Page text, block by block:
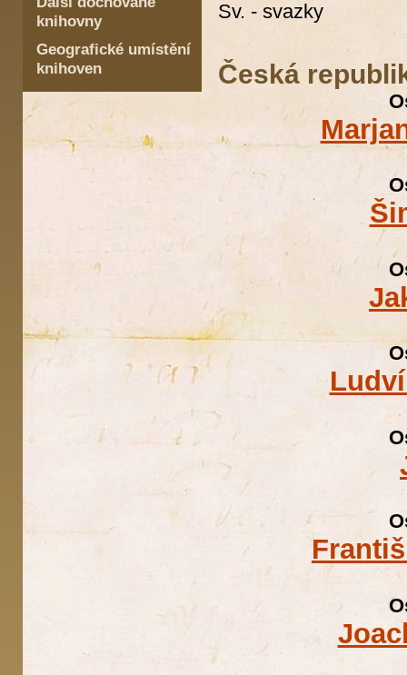
knihovny
Geografické umístění
knihoven
Sv. - svazky
Česká